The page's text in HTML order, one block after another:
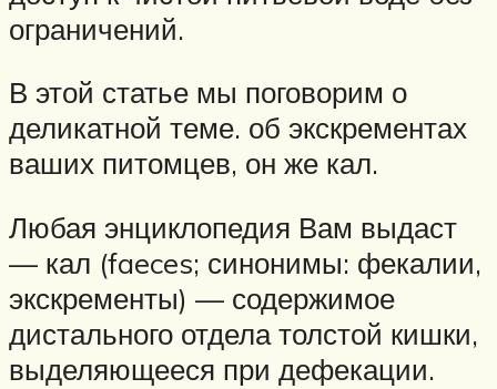
ограничений.
В этой статье мы поговорим о
деликатной теме. об экскрементах
ваших питомцев, он же кал.
Любая энциклопедия Вам выдаст
— кал (faeces; синонимы: фекалии,
экскременты) — содержимое
дистального отдела толстой кишки,
выделяющееся при дефекации.